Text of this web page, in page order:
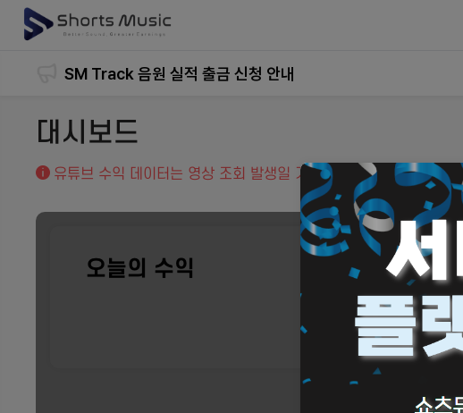
SM Track 음원 실적 출금 신청 안내
[필독] 플랫폼 개편 및 서비스 재개 안내
쇼츠뮤직 12월 정산 관련 추가 공지 건
대시보드
유튜브 수익 데이터는 영상 조회 발생일 기준 D+3일 이후 확인 가능
오늘의 수익
원